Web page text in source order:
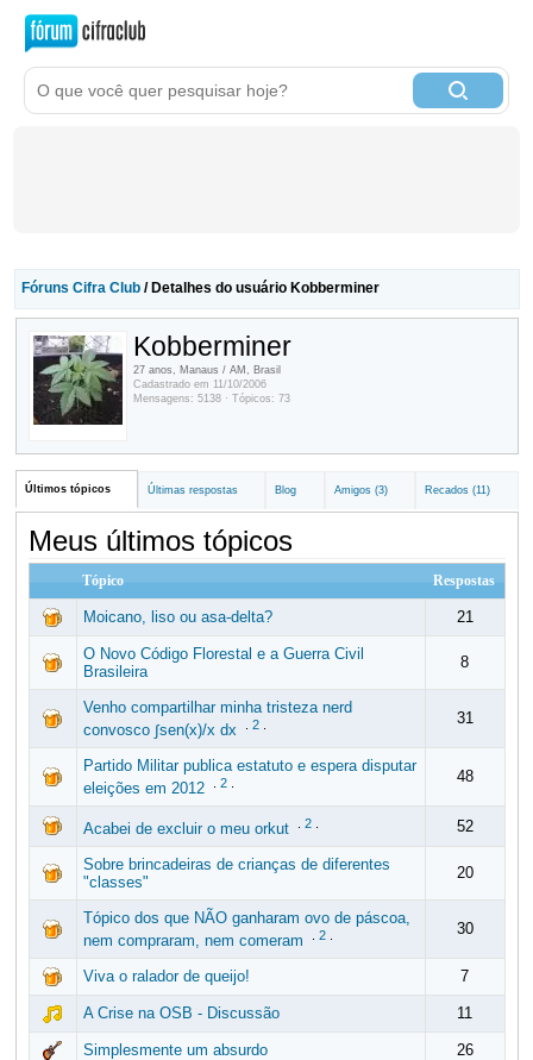
Fóruns Cifra Club/ Detalhes do usuário Kobberminer
Kobberminer
27 anos, Manaus / AM, Brasil
Cadastrado em 11/10/2006
Mensagens: 5138 · Tópicos: 73
Últimos tópicos Últimas respostas Blog Amigos (3) Recados (11)
Meus últimos tópicos
Tópico Respostas
Moicano, liso ou asa-delta? 21
O Novo Código Florestal e a Guerra Civil
Brasileira
8
Venho compartilhar minha tristeza nerd
convosco ∫sen(x)/x dx
2. 31
Partido Militar publica estatuto e espera disputar
eleições em 2012
2. 48
Acabei de excluir o meu orkut 2. 52
Sobre brincadeiras de crianças de diferentes
"classes"
20
Tópico dos que NÃO ganharam ovo de páscoa,
nem compraram, nem comeram
2. 30
Viva o ralador de queijo! 7
A Crise na OSB - Discussão 11
Simplesmente um absurdo 26